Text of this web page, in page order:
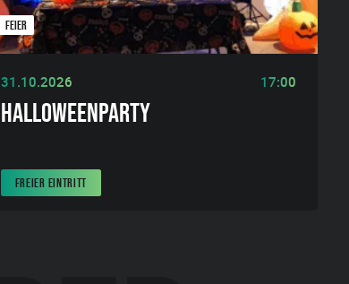
FEIER
31.10.2026 17:00
HALLOWEENPARTY
FREIER EINTRITT